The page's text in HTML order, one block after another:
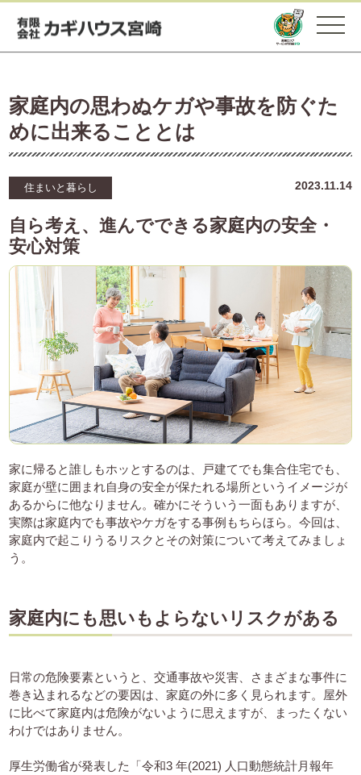
家庭内の思わぬケガや事故を防ぐた
めに出来ることとは
住まいと暮らし 2023.11.14
自ら考え、進んでできる家庭内の安全・
安心対策
家に帰ると誰しもホッとするのは、戸建てでも集合住宅でも、
家庭が壁に囲まれ自身の安全が保たれる場所というイメージが
あるからに他なりません。確かにそういう一面もありますが、
実際は家庭内でも事故やケガをする事例もちらほら。今回は、
家庭内で起こりうるリスクとその対策について考えてみましょ
う。
家庭内にも思いもよらないリスクがある
日常の危険要素というと、交通事故や災害、さまざまな事件に
巻き込まれるなどの要因は、家庭の外に多く見られます。屋外
に比べて家庭内は危険がないように思えますが、まったくない
わけではありません。
厚生労働省が発表した「令和3 年(2021) 人口動態統計月報年